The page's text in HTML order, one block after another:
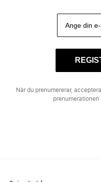
När du prenumererar,